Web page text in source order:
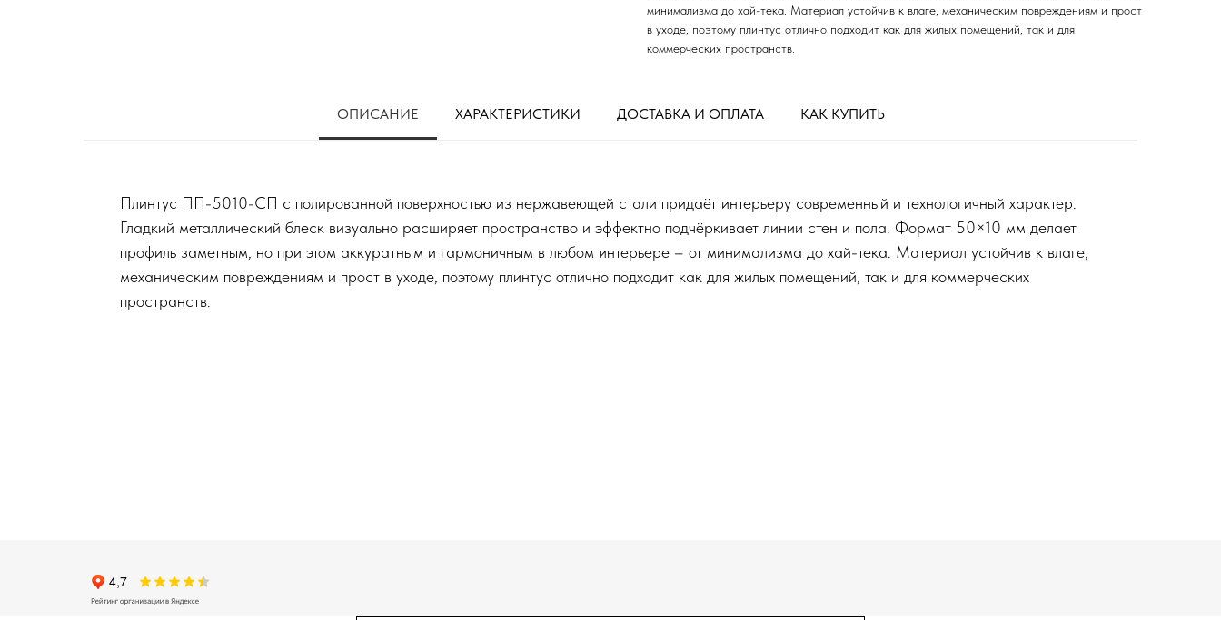
минимализма до хай-тека. Материал устойчив к влаге, механическим повреждениям и прост
в уходе, поэтому плинтус отлично подходит как для жилых помещений, так и для
коммерческих пространств.
ОПИСАНИЕ ХАРАКТЕРИСТИКИ ДОСТАВКА И ОПЛАТА КАК КУПИТЬ
Плинтус ПП-5010-СП с полированной поверхностью из нержавеющей стали придаёт интерьеру современный и технологичный характер.
Гладкий металлический блеск визуально расширяет пространство и эффектно подчёркивает линии стен и пола. Формат 50×10 мм делает
профиль заметным, но при этом аккуратным и гармоничным в любом интерьере – от минимализма до хай-тека. Материал устойчив к влаге,
механическим повреждениям и прост в уходе, поэтому плинтус отлично подходит как для жилых помещений, так и для коммерческих
пространств.